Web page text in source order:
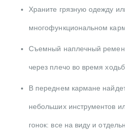
Храните грязную одежду
многофункциональном
Съемный наплечный
через плечо во время
В переднем кармане
небольших инструментов
гонок: все на виду и